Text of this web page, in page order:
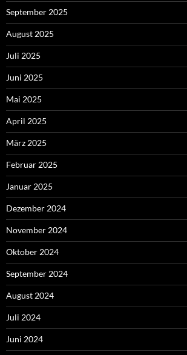
September 2025
August 2025
Juli 2025
Juni 2025
Mai 2025
April 2025
März 2025
Februar 2025
Januar 2025
Dezember 2024
November 2024
Oktober 2024
September 2024
August 2024
Juli 2024
Juni 2024